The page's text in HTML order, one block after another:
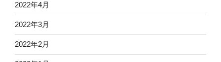
2022年4月
2022年3月
2022年2月